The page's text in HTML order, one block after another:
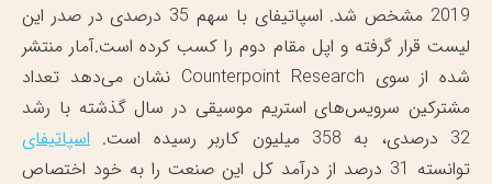
2019 مشخص شد. اسپاتیفای با سهم 35 درصدی در صدر این
لیست قرار گرفته و اپل مقام دوم را کسب کرده است.آمار منتشر
شده از سوی Counterpoint Research نشان می‌دهد تعداد
مشترکین سرویس‌های استریم موسیقی در سال گذشته با رشد
32 درصدی، به 358 میلیون کاربر رسیده است.
اسپاتیفای
توانسته 31 درصد از درآمد کل این صنعت را به خود اختصاص